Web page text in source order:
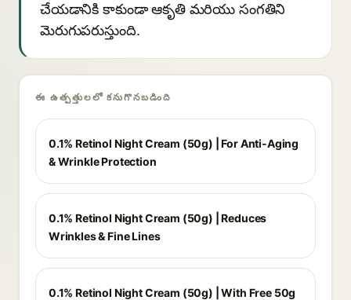
చేయడానికి కాకుండా ఆకృతి మరియు సంగతిని
మెరుగుపరుస్తుంది.
ఈ ఉత్పత్తులలో కనుగొనబడింది
0.1% Retinol Night Cream (50g) | For Anti-Aging
& Wrinkle Protection
0.1% Retinol Night Cream (50g) | Reduces
Wrinkles & Fine Lines
0.1% Retinol Night Cream (50g) | With Free 50g